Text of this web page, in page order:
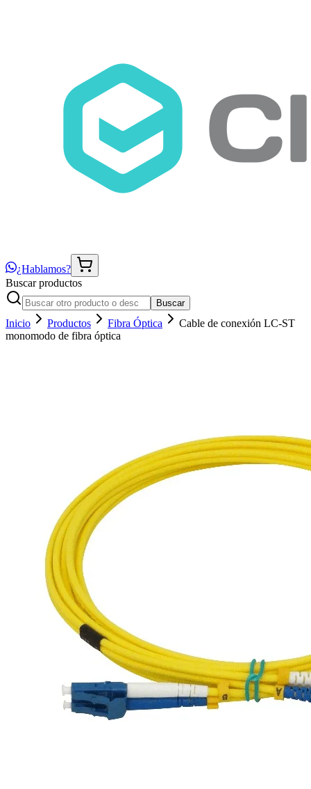
¿Hablamos?
Buscar productos
Buscar
Inicio Productos Fibra Óptica
Cable de conexión LC-ST
monomodo de fibra óptica